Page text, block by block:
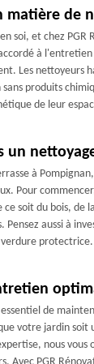
de
soi, et chez
à
Les
produits
de leur
un
à
Pour
soit du bois,
aussi à
de
votre jardin
nous vous